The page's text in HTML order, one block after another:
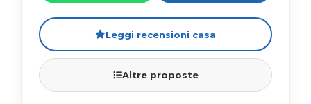
Leggi recensioni casa
Altre proposte